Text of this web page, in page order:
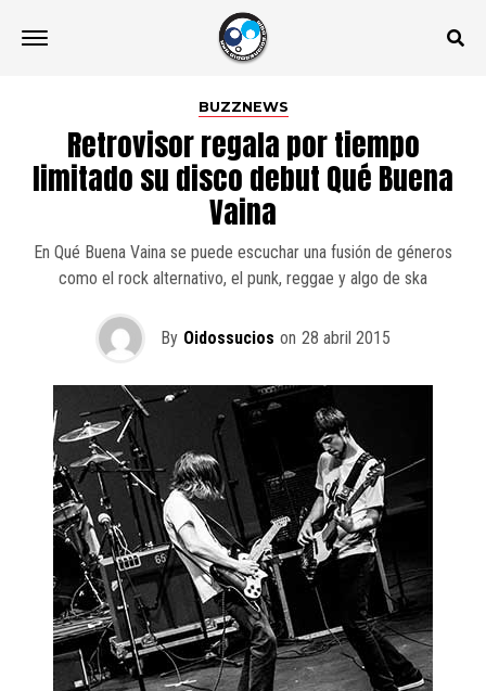
BUZZNEWS
Retrovisor regala por tiempo
limitado su disco debut Qué Buena
Vaina
En Qué Buena Vaina se puede escuchar una fusión de géneros
como el rock alternativo, el punk, reggae y algo de ska
By Oidossucios on 28 abril 2015